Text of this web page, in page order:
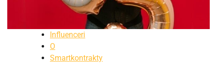
Influenceri
O
Smartkontrakty